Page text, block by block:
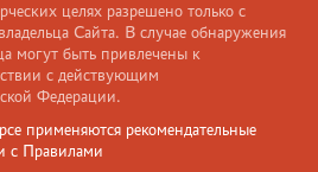
целях разрешено только с
Сайта. В случае обнаружения
могут быть привлечены к
с действующим
Федерации.
применяются рекомендательные
с Правилами